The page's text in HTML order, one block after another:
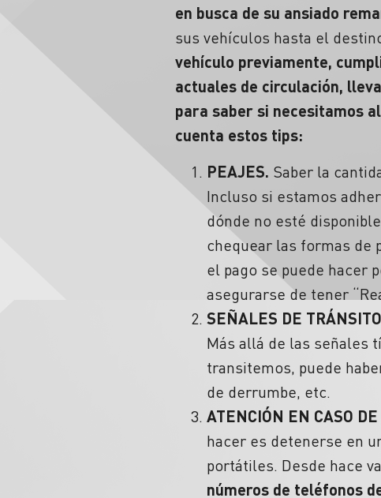
en busca de su ansiado
sus vehículos hasta el
vehículo previamente,
actuales de circulación,
para saber si necesitamos
cuenta estos tips:
PEAJES. Saber la
Incluso si estamos
dónde no esté
chequear las formas de
el pago se puede hacer
asegurarse de tener
SEÑALES DE TRÁNSITO
Más allá de las señales
transitemos, puede
de derrumbe, etc.
ATENCIÓN EN CASO
hacer es detenerse en
portátiles. Desde hace
números de teléfonos